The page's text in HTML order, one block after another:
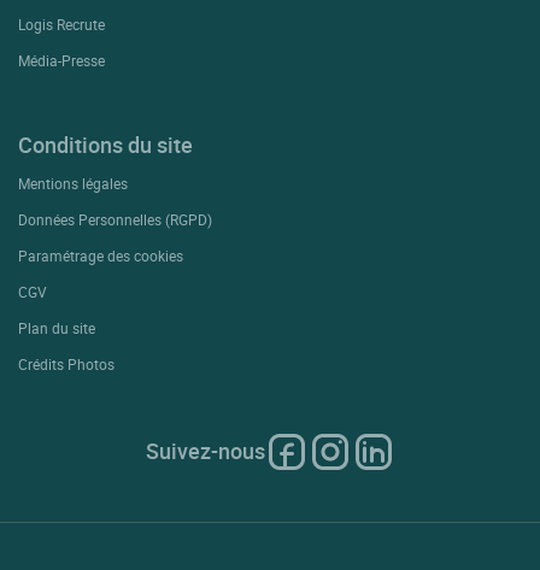
Logis Recrute
Média-Presse
Conditions du site
Mentions légales
Données Personnelles (RGPD)
Paramétrage des cookies
CGV
Plan du site
Crédits Photos
Suivez-nous